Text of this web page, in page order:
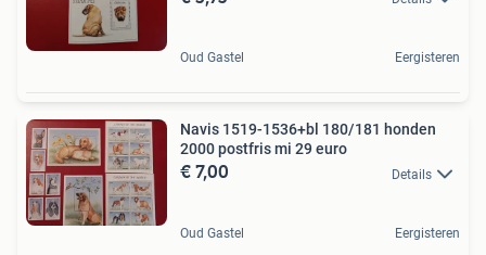
Oud Gastel Eergisteren
Navis 1519-1536+bl 180/181 honden
2000 postfris mi 29 euro
€ 7,00 Details
Oud Gastel Eergisteren